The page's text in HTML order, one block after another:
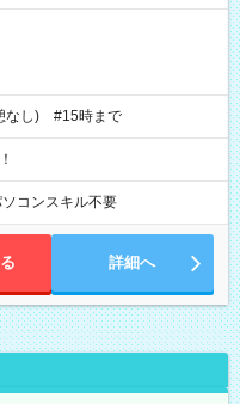
なし) #15時まで
コンスキル不要
詳細へ